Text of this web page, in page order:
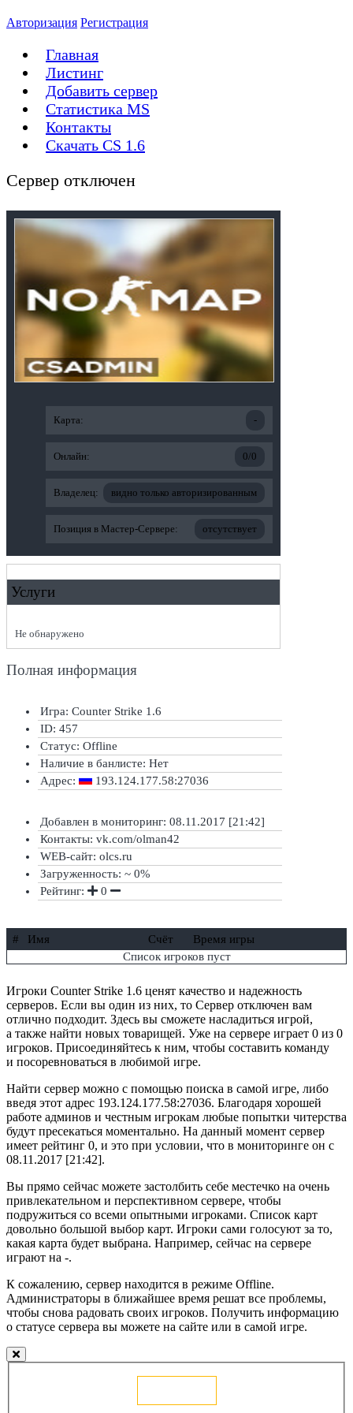
Авторизация Регистрация
Главная
Листинг
Добавить сервер
Статистика MS
Контакты
Скачать CS 1.6
Сервер отключен
Карта: -
Онлайн: 0/0
Владелец: видно только авторизированным
Позиция в Мастер-Сервере: отсутствует
Услуги
Не обнаружено
Полная информация
Игра: Counter Strike 1.6
ID: 457
Статус: Offline
Наличие в банлисте: Нет
Адрес:
193.124.177.58:27036
Добавлен в мониторинг: 08.11.2017 [21:42]
Контакты: vk.com/olman42
WEB-сайт: olcs.ru
Загруженность: ~ 0%
Рейтинг:
0
# Имя Счёт
Время игры
Список игроков пуст
Игроки Counter Strike 1.6 ценят качество и надежность
серверов. Если вы один из них, то Сервер отключен вам
отлично подходит. Здесь вы сможете насладиться игрой,
а также найти новых товарищей. Уже на сервере играет 0 из 0
игроков. Присоединяйтесь к ним, чтобы составить команду
и посоревноваться в любимой игре.
Найти сервер можно с помощью поиска в самой игре, либо
введя этот адрес 193.124.177.58:27036. Благодаря хорошей
работе админов и честным игрокам любые попытки читерства
будут пресекаться моментально. На данный момент сервер
имеет рейтинг 0, и это при условии, что в мониторинге он с
08.11.2017 [21:42].
Вы прямо сейчас можете застолбить себе местечко на очень
привлекательном и перспективном сервере, чтобы
подружиться со всеми опытными игроками. Список карт
довольно большой выбор карт. Игроки сами голосуют за то,
какая карта будет выбрана. Например, сейчас на сервере
играют на -.
К сожалению, сервер находится в режиме Offline.
Администраторы в ближайшее время решат все проблемы,
чтобы снова радовать своих игроков. Получить информацию
о статусе сервера вы можете на сайте или в самой игре.